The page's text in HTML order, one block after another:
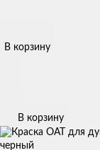
В корзину
В корзину